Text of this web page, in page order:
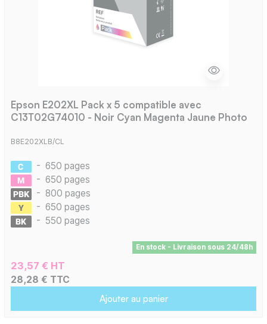
Epson E202XL Pack x 5 compatible avec
C13T02G74010 - Noir Cyan Magenta Jaune Photo
B8E202XLB/CL
- 650 pages
- 650 pages
- 800 pages
- 650 pages
- 550 pages
En stock - Livraison sous 24/48h
23,57 € HT
28,28 € TTC
Ajouter au panier